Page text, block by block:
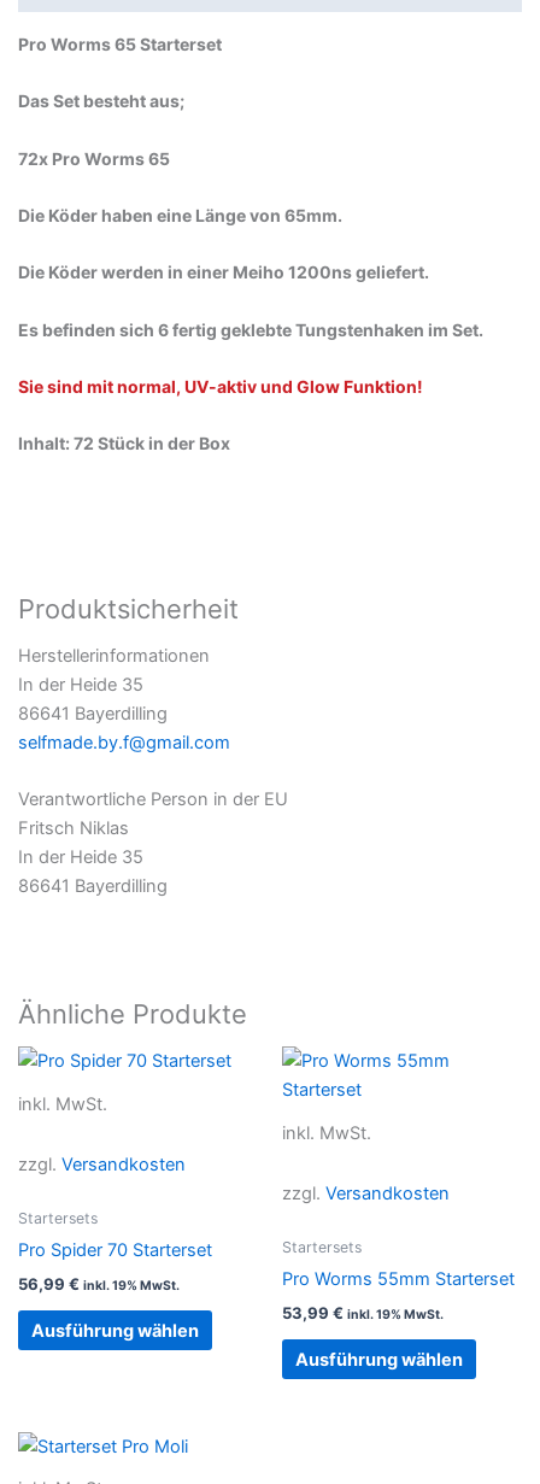
Pro Worms 65 Starterset
Das Set besteht aus;
72x Pro Worms 65
Die Köder haben eine Länge von 65mm.
Die Köder werden in einer Meiho 1200ns geliefert.
Es befinden sich 6 fertig geklebte Tungstenhaken im Set.
Sie sind mit normal, UV-aktiv und Glow Funktion!
Inhalt: 72 Stück in der Box
Produktsicherheit
Herstellerinformationen
In der Heide 35
86641 Bayerdilling
selfmade.by.f@gmail.com
Verantwortliche Person in der EU
Fritsch Niklas
In der Heide 35
86641 Bayerdilling
Ähnliche Produkte
inkl. MwSt.
zzgl. Versandkosten
Startersets
Pro Spider 70 Starterset
56,99 € inkl. 19% MwSt.
Ausführung wählen
Dieses
Optionen
der
Produktseite
inkl. MwSt.
zzgl. Versandkosten
Startersets
Pro Worms 55mm Starterset
53,99 € inkl. 19% MwSt.
Ausführung wählen
können